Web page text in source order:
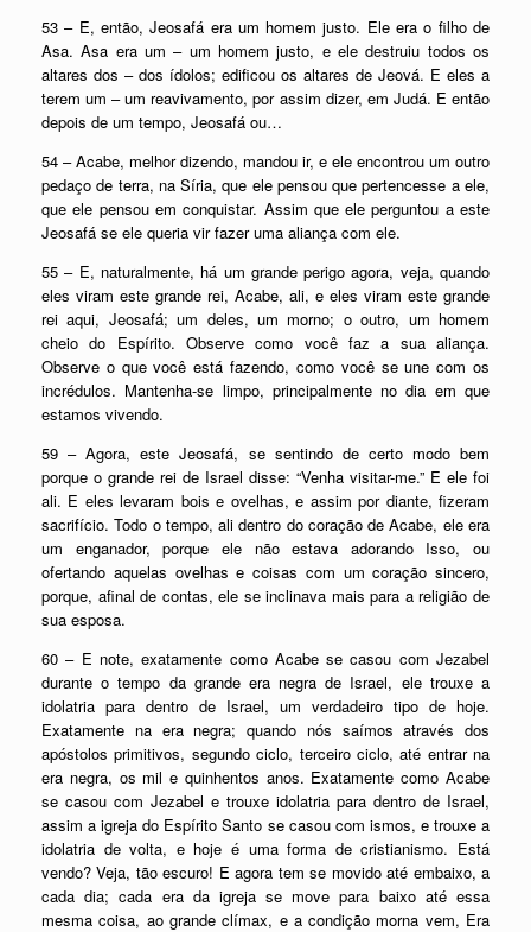
53 – E, então, Jeosafá era um homem justo. Ele era o filho de
Asa. Asa era um – um homem justo, e ele destruiu todos os
altares dos – dos ídolos; edificou os altares de Jeová. E eles a
terem um – um reavivamento, por assim dizer, em Judá. E então
depois de um tempo, Jeosafá ou…
54 – Acabe, melhor dizendo, mandou ir, e ele encontrou um outro
pedaço de terra, na Síria, que ele pensou que pertencesse a ele,
que ele pensou em conquistar. Assim que ele perguntou a este
Jeosafá se ele queria vir fazer uma aliança com ele.
55 – E, naturalmente, há um grande perigo agora, veja, quando
eles viram este grande rei, Acabe, ali, e eles viram este grande
rei aqui, Jeosafá; um deles, um morno; o outro, um homem
cheio do Espírito. Observe como você faz a sua aliança.
Observe o que você está fazendo, como você se une com os
incrédulos. Mantenha-se limpo, principalmente no dia em que
estamos vivendo.
59 – Agora, este Jeosafá, se sentindo de certo modo bem
porque o grande rei de Israel disse: “Venha visitar-me.” E ele foi
ali. E eles levaram bois e ovelhas, e assim por diante, fizeram
sacrifício. Todo o tempo, ali dentro do coração de Acabe, ele era
um enganador, porque ele não estava adorando Isso, ou
ofertando aquelas ovelhas e coisas com um coração sincero,
porque, afinal de contas, ele se inclinava mais para a religião de
sua esposa.
60 – E note, exatamente como Acabe se casou com Jezabel
durante o tempo da grande era negra de Israel, ele trouxe a
idolatria para dentro de Israel, um verdadeiro tipo de hoje.
Exatamente na era negra; quando nós saímos através dos
apóstolos primitivos, segundo ciclo, terceiro ciclo, até entrar na
era negra, os mil e quinhentos anos. Exatamente como Acabe
se casou com Jezabel e trouxe idolatria para dentro de Israel,
assim a igreja do Espírito Santo se casou com ismos, e trouxe a
idolatria de volta, e hoje é uma forma de cristianismo. Está
vendo? Veja, tão escuro! E agora tem se movido até embaixo, a
cada dia; cada era da igreja se move para baixo até essa
mesma coisa, ao grande clímax, e a condição morna vem, Era